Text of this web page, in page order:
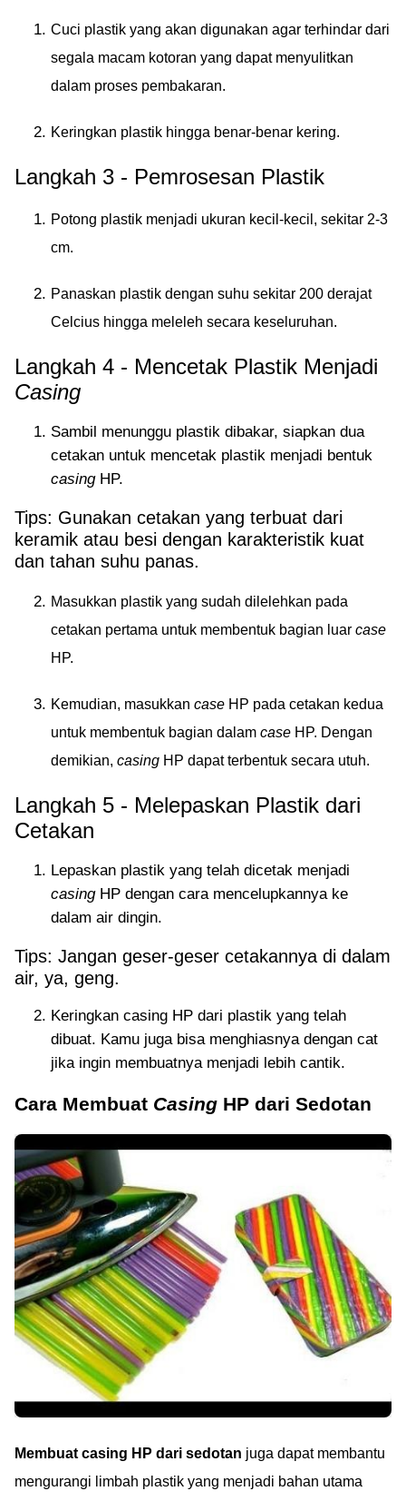
Cuci plastik yang akan digunakan agar terhindar dari
segala macam kotoran yang dapat menyulitkan
dalam proses pembakaran.
Keringkan plastik hingga benar-benar kering.
Langkah 3 - Pemrosesan Plastik
Potong plastik menjadi ukuran kecil-kecil, sekitar 2-3
cm.
Panaskan plastik dengan suhu sekitar 200 derajat
Celcius hingga meleleh secara keseluruhan.
Langkah 4 - Mencetak Plastik Menjadi
Casing
Sambil menunggu plastik dibakar, siapkan dua
cetakan untuk mencetak plastik menjadi bentuk
casingHP.
Tips: Gunakan cetakan yang terbuat dari
keramik atau besi dengan karakteristik kuat
dan tahan suhu panas.
Masukkan plastik yang sudah dilelehkan pada
cetakan pertama untuk membentuk bagian luar case
HP.
Kemudian, masukkan case HP pada cetakan kedua
untuk membentuk bagian dalam case HP. Dengan
demikian, casing HP dapat terbentuk secara utuh.
Langkah 5 - Melepaskan Plastik dari
Cetakan
Lepaskan plastik yang telah dicetak menjadi
casingHP dengan cara mencelupkannya ke
dalam air dingin.
Tips: Jangan geser-geser cetakannya di dalam
air, ya, geng.
Keringkan casing HP dari plastik yang telah
dibuat. Kamu juga bisa menghiasnya dengan cat
jika ingin membuatnya menjadi lebih cantik.
Cara Membuat Casing HP dari Sedotan
Membuat casing HP dari sedotan juga dapat membantu
mengurangi limbah plastik yang menjadi bahan utama